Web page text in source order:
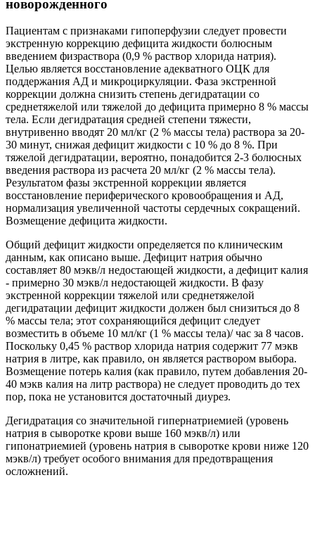
новорожденного
Пациентам с признаками гипоперфузии следует провести
экстренную коррекцию дефицита жидкости болюсным
введением физраствора (0,9 % раствор хлорида натрия).
Целью является восстановление адекватного ОЦК для
поддержания АД и микроциркуляции. Фаза экстренной
коррекции должна снизить степень дегидратации со
среднетяжелой или тяжелой до дефицита примерно 8 % массы
тела. Если дегидратация средней степени тяжести,
внутривенно вводят 20 мл/кг (2 % массы тела) раствора за 20-
30 минут, снижая дефицит жидкости с 10 % до 8 %. При
тяжелой дегидратации, вероятно, понадобится 2-3 болюсных
введения раствора из расчета 20 мл/кг (2 % массы тела).
Результатом фазы экстренной коррекции является
восстановление периферического кровообращения и АД,
нормализация увеличенной частоты сердечных сокращений.
Возмещение дефицита жидкости.
Общий дефицит жидкости определяется по клиническим
данным, как описано выше. Дефицит натрия обычно
составляет 80 мэкв/л недостающей жидкости, а дефицит калия
- примерно 30 мэкв/л недостающей жидкости. В фазу
экстренной коррекции тяжелой или среднетяжелой
дегидратации дефицит жидкости должен был снизиться до 8
% массы тела; этот сохраняющийся дефицит следует
возместить в объеме 10 мл/кг (1 % массы тела)/ час за 8 часов.
Поскольку 0,45 % раствор хлорида натрия содержит 77 мэкв
натрия в литре, как правило, он является раствором выбора.
Возмещение потерь калия (как правило, путем добавления 20-
40 мэкв калия на литр раствора) не следует проводить до тех
пор, пока не установится достаточный диурез.
Дегидратация со значительной гипернатриемией (уровень
натрия в сыворотке крови выше 160 мэкв/л) или
гипонатриемией (уровень натрия в сыворотке крови ниже 120
мэкв/л) требует особого внимания для предотвращения
осложнений.